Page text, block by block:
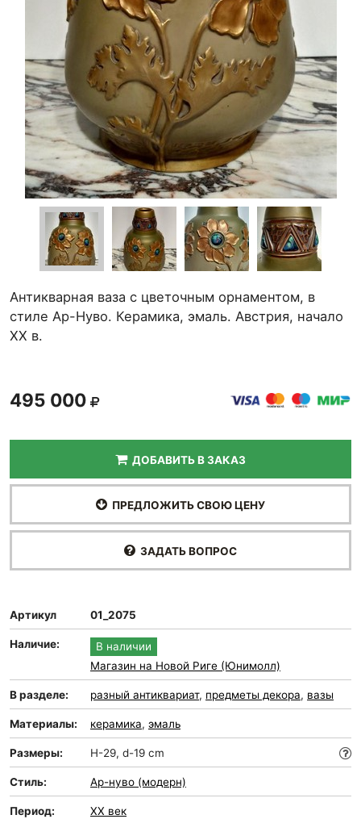
Антикварная ваза с цветочным орнаментом, в
стиле Ар-Нуво. Керамика, эмаль. Австрия, начало
ХХ в.
495 000
ДОБАВИТЬ В ЗАКАЗ
ПРЕДЛОЖИТЬ СВОЮ ЦЕНУ
ЗАДАТЬ ВОПРОС
Артикул 01_2075
Наличие:
В наличии
Магазин на Новой Риге (Юнимолл)
В разделе: разный антиквариат, предметы декора, вазы
Материалы: керамика, эмаль
Размеры: H-29, d-19 cm
Стиль: Ар-нуво (модерн)
Период: XX век